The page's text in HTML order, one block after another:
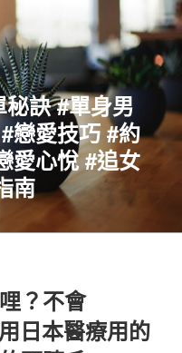
訣 #單身男
戀愛技巧 #約
愛心悅 #追女
南
？不會
日本醫療用的